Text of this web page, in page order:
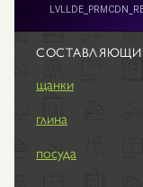
щанки
глина
посуда